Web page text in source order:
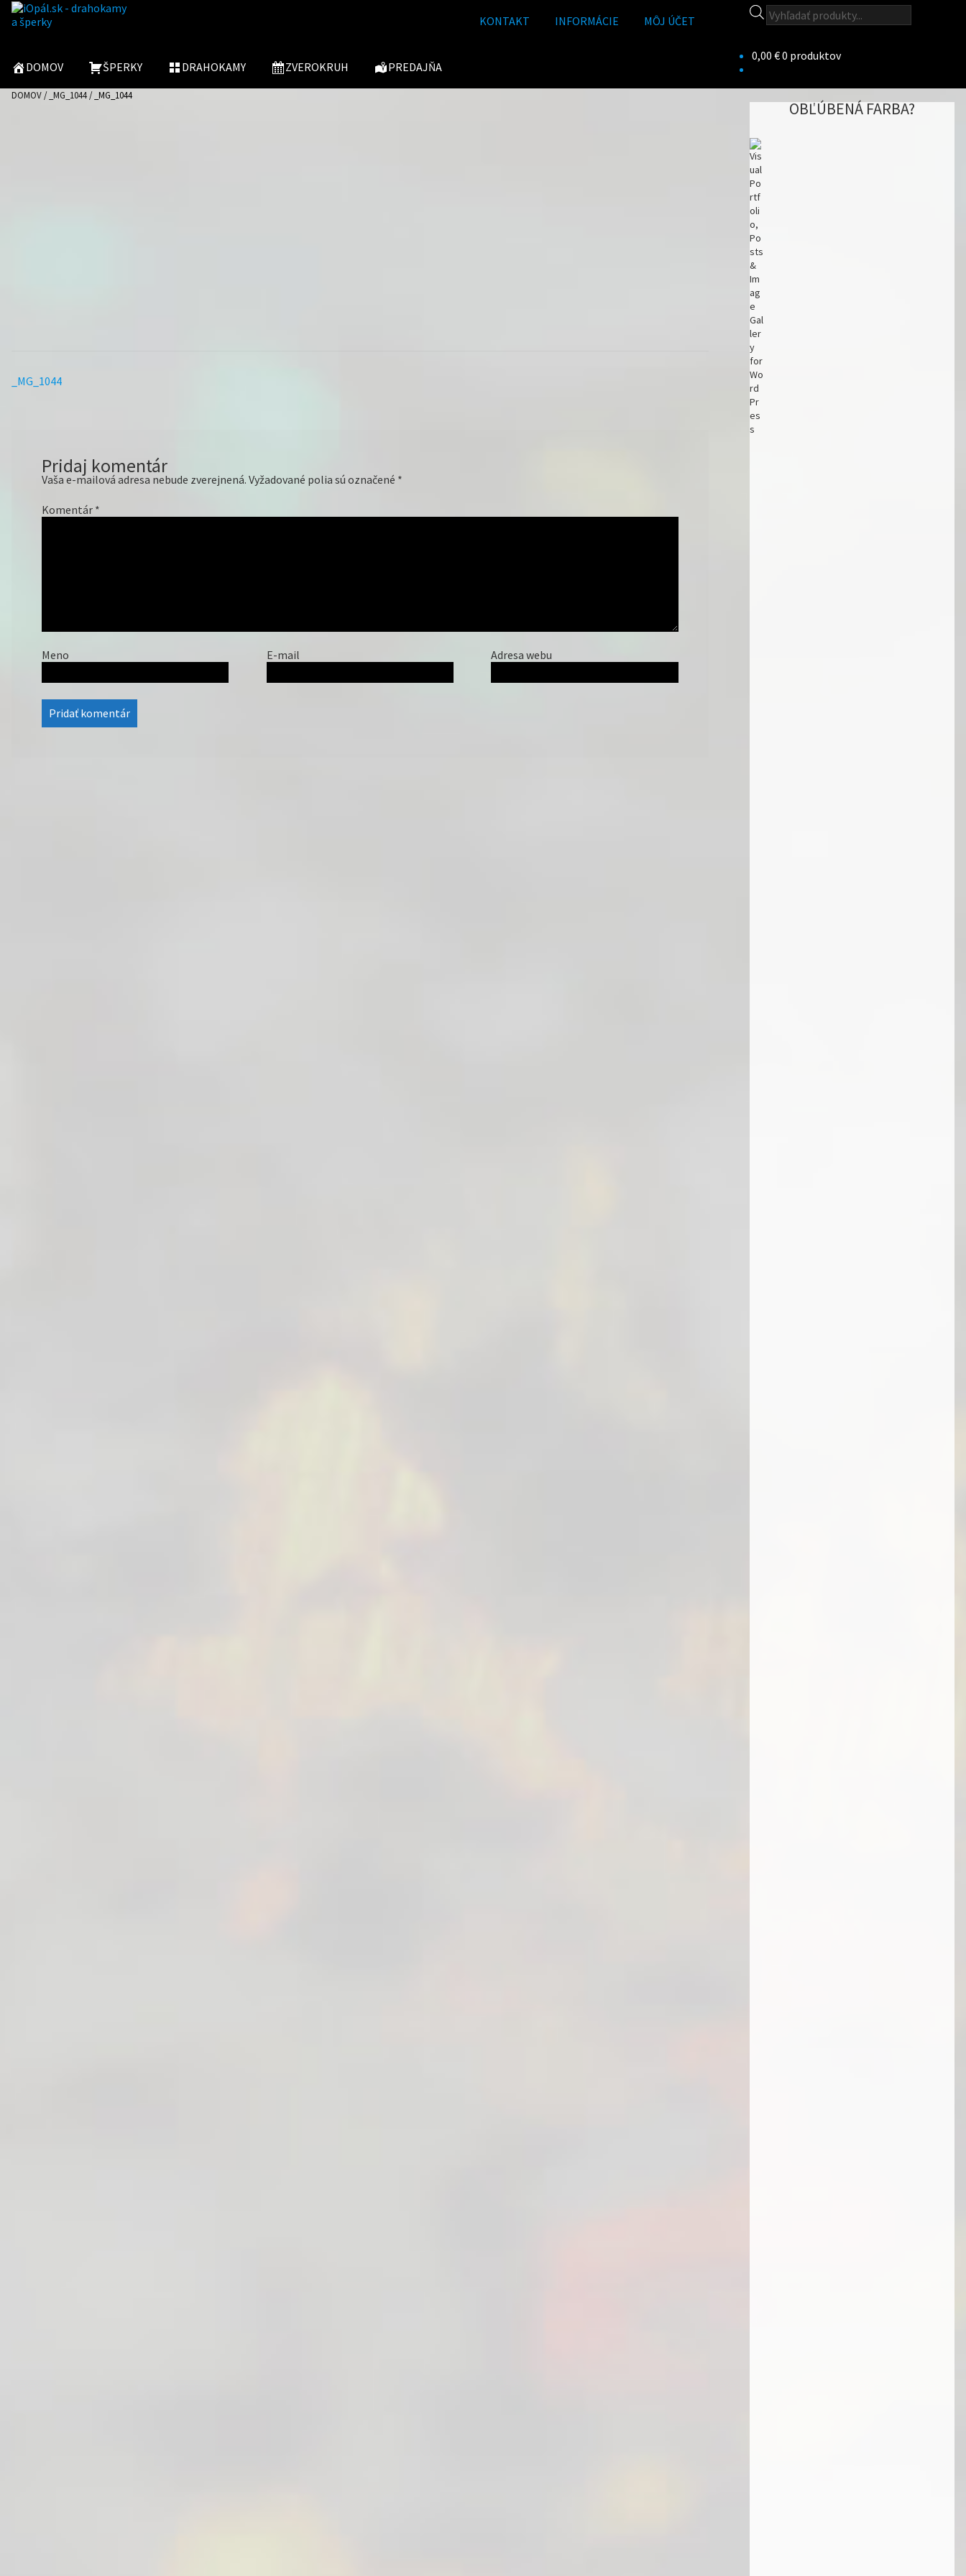
Preskočiť
na
Preskočiť
na
KONTAKT INFORMÁCIE MÔJ ÚČET
Products
search
DOMOV ŠPERKY DRAHOKAMY ZVEROKRUH PREDAJŇA
0,00 €0 produktov
DOMOV/ _MG_1044/ _MG_1044
Navigácia
Predchádzajúci
_MG_1044
Pridaj komentár
Vaša e-mailová adresa nebude zverejnená. Vyžadované polia sú označené *
Komentár *
Meno E-mail Adresa webu
OBĽÚBENÁ FARBA?